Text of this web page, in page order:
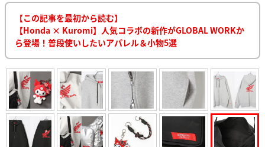
【この記事を最初から読む】
【Honda × Kuromi】人気コラボの新作がGLOBAL WORKか
ら登場！普段使いしたいアパレル＆小物5選